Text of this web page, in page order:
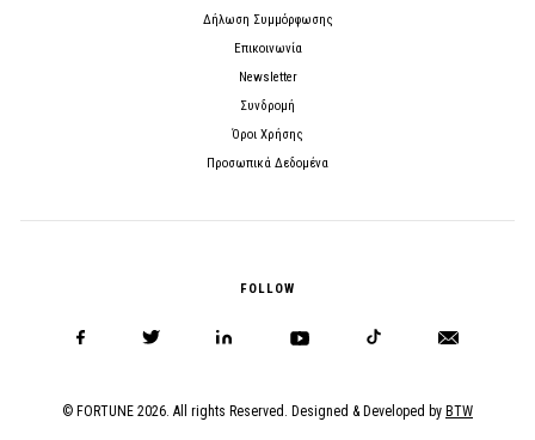
Δήλωση Συμμόρφωσης
Επικοινωνία
Newsletter
Συνδρομή
Όροι Χρήσης
Προσωπικά Δεδομένα
FOLLOW
© FORTUNE 2026. All rights Reserved. Designed & Developed by BTW